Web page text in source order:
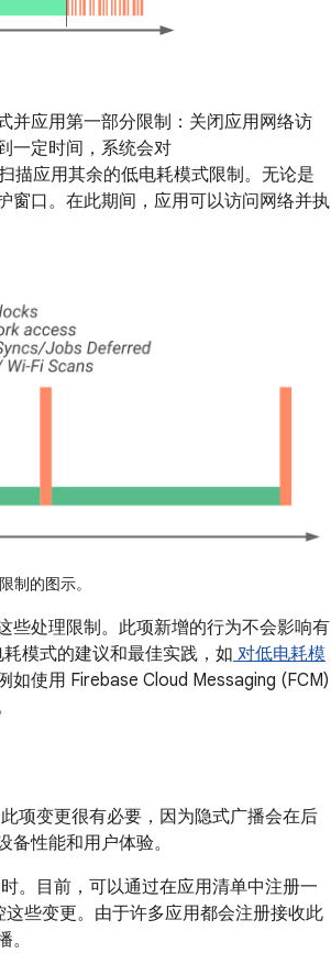
并应用第一部分限制：关闭应用网络访
一定时间，系统会对
描应用其余的低电耗模式限制。无论是
窗口。在此期间，应用可以访问网络并执
制的图示。
些处理限制。此项新增的行为不会影响有
模式的建议和最佳实践，如 对低电耗模
使用 Firebase Cloud Messaging (FCM)
项变更很有必要，因为隐式广播会在后
性能和用户体验。
。目前，可以通过在应用清单中注册一
些变更。由于许多应用都会注册接收此